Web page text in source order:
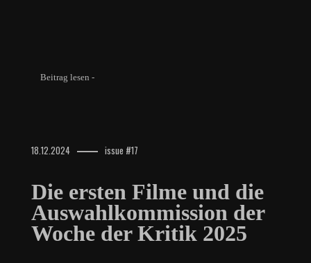
Beitrag lesen -
18.12.2024 issue #17
Die ersten Filme und die
Auswahlkommission der
Woche der Kritik 2025